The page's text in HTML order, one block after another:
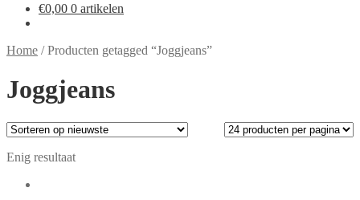
€0,00 0 artikelen
Home /Producten getagged “Joggjeans”
Joggjeans
Enig resultaat